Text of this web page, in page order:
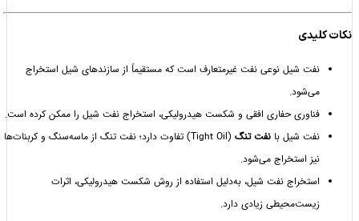
نفت شیل نوعی نفت غیرمتعارف است که مستقیماً از سازندهای شیل استخراج
فناوری حفاری افقی و شکست هیدرولیکی، استخراج نفت شیل را ممکن کرده است.
نفت شیل بانفت تنگ
(Tight Oil) تفاوت دارد؛ نفت تنگ از ماسه‌سنگ و کربنات‌ها
نیز استخراج می‌شود.
استخراج نفت شیل، به‌دلیل استفاده از روش شکست هیدرولیکی، اثرات
زیست‌محیطی زیادی دارد.